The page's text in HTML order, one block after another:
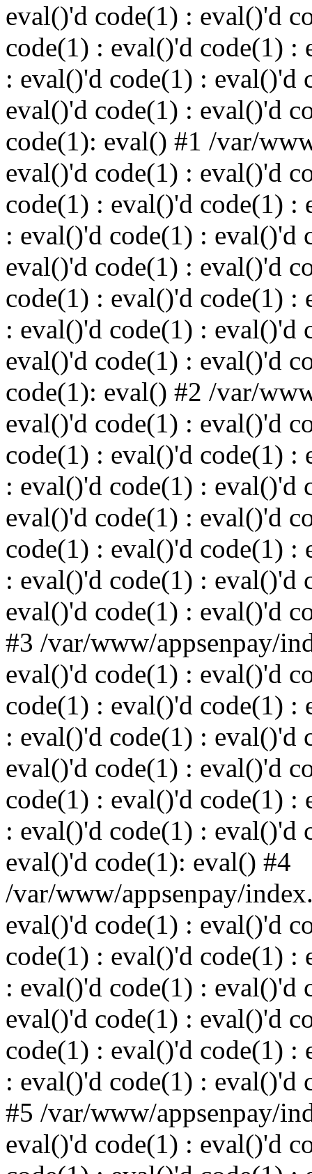
eval()'d code(1) : eval()'d
code(1) : eval()'d code(1) :
: eval()'d code(1) : eval()'d
eval()'d code(1) : eval()'d
code(1): eval() #1 /var/
eval()'d code(1) : eval()'d
code(1) : eval()'d code(1) :
: eval()'d code(1) : eval()'d
eval()'d code(1) : eval()'d
code(1) : eval()'d code(1) :
: eval()'d code(1) : eval()'d
eval()'d code(1) : eval()'d
code(1): eval() #2 /var/
eval()'d code(1) : eval()'d
code(1) : eval()'d code(1) :
: eval()'d code(1) : eval()'d
eval()'d code(1) : eval()'d
code(1) : eval()'d code(1) :
: eval()'d code(1) : eval()'d
eval()'d code(1) : eval()'d
#3 /var/www/appsenpay/
eval()'d code(1) : eval()'d
code(1) : eval()'d code(1) :
: eval()'d code(1) : eval()'d
eval()'d code(1) : eval()'d
code(1) : eval()'d code(1) :
: eval()'d code(1) : eval()'d
eval()'d code(1): eval() #4
/var/www/appsenpay/
eval()'d code(1) : eval()'d
code(1) : eval()'d code(1) :
: eval()'d code(1) : eval()'d
eval()'d code(1) : eval()'d
code(1) : eval()'d code(1) :
: eval()'d code(1) : eval()'d
#5 /var/www/appsenpay/
eval()'d code(1) : eval()'d